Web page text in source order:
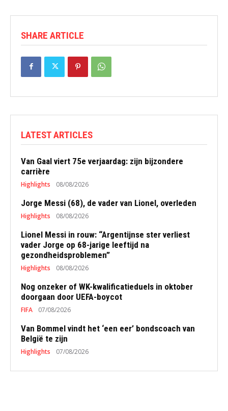
SHARE ARTICLE
LATEST ARTICLES
Van Gaal viert 75e verjaardag: zijn bijzondere
carrière
Highlights 08/08/2026
Jorge Messi (68), de vader van Lionel, overleden
Highlights 08/08/2026
Lionel Messi in rouw: “Argentijnse ster verliest
vader Jorge op 68-jarige leeftijd na
gezondheidsproblemen”
Highlights 08/08/2026
Nog onzeker of WK-kwalificatieduels in oktober
doorgaan door UEFA-boycot
FIFA 07/08/2026
Van Bommel vindt het ‘een eer’ bondscoach van
België te zijn
Highlights 07/08/2026